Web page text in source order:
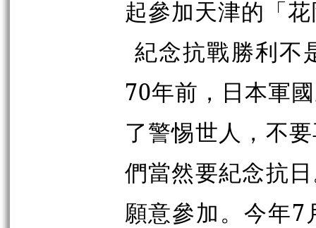
起參加天津的「
紀念抗戰勝利不
70年前，日本軍
了警惕世人，不
們當然要紀念抗
願意參加。今年